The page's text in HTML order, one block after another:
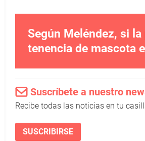
Según Meléndez, si
tenencia de mascota
Suscríbete a nuestro
Recibe todas las noticias en tu
SUSCRIBIRSE